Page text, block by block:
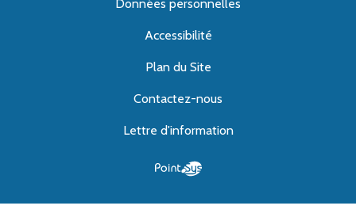
Données personnelles
Accessibilité
Plan du Site
Contactez-nous
Lettre d'information